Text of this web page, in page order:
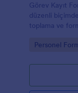
Görev Kayıt
düzenli
toplama ve
Go to
Personel